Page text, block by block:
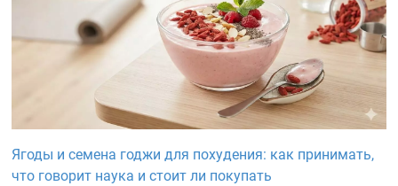
Ягоды и семена годжи для похудения: как принимать,
что говорит наука и стоит ли покупать